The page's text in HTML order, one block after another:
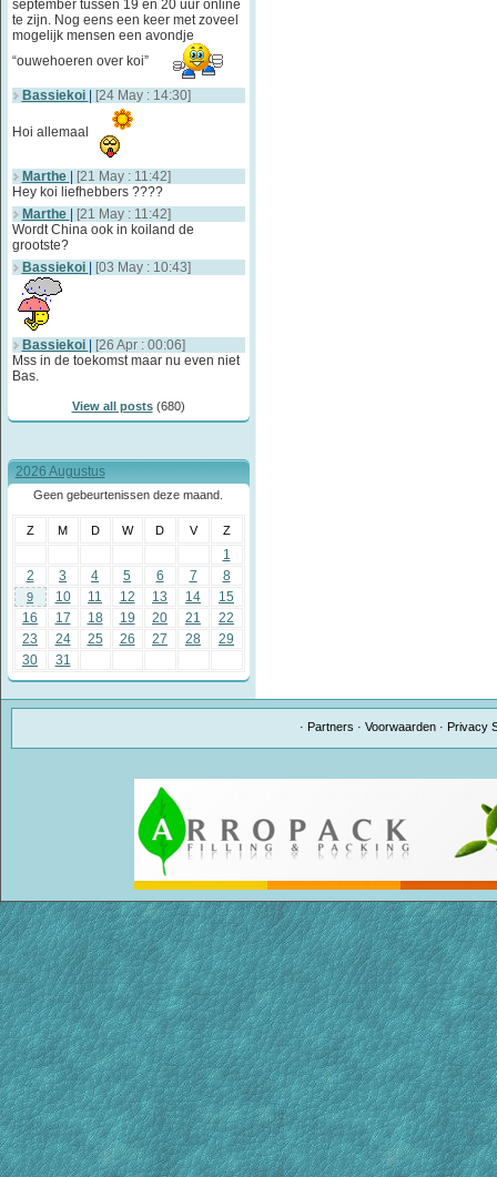
september tussen 19 en 20 uur online
te zijn. Nog eens een keer met zoveel
mogelijk mensen een avondje
“ouwehoeren over koi”
Bassiekoi [24 May : 14:30]
Hoi allemaal
Marthe
[21 May : 11:42]
Hey koi liefhebbers ????
Marthe
[21 May : 11:42]
Wordt China ook in koiland de
grootste?
Bassiekoi
[03 May : 10:43]
Bassiekoi
[26 Apr : 00:06]
Mss in de toekomst maar nu even niet
Bas.
View all posts(680)
2026 Augustus
Geen gebeurtenissen deze maand.
Z M D W D V Z
1
2
3 4 5 6 7 8
9 10 11 12 13 14
15
16
17 18 19 20 21
22
23
24 25 26 27 28
29
30
31
· Partners ·Voorwaarden · Privacy